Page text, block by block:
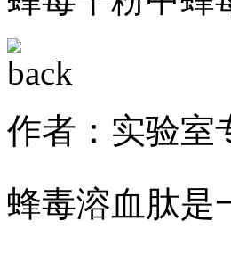
作者：实验室
蜂毒溶血肽是